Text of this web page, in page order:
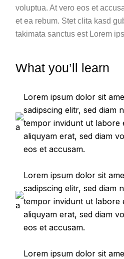
voluptua. At vero eos et
et ea rebum. Stet clita kasd
takimata sanctus est Lorem
What you’ll learn
Lorem ipsum dolor sit
sadipscing elitr, sed diam
tempor invidunt ut labore
aliquyam erat, sed diam
eos et accusam.
Lorem ipsum dolor sit
sadipscing elitr, sed diam
tempor invidunt ut labore
aliquyam erat, sed diam
eos et accusam.
Lorem ipsum dolor sit